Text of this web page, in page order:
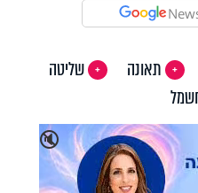
תאונה
שליטה
🔇